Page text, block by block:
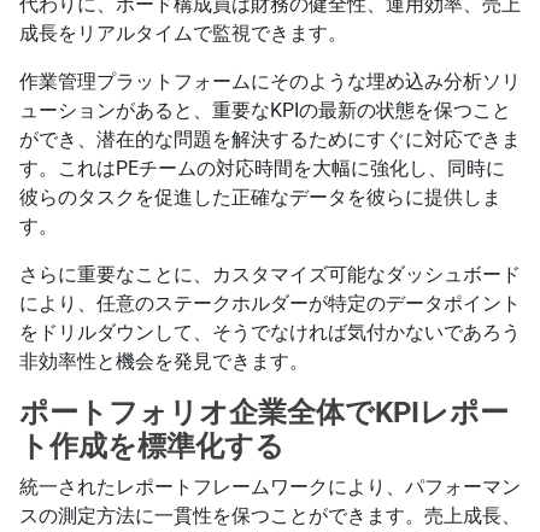
成長をリアルタイムで監視できます。
作業管理プラットフォームにそのような埋め込み分析ソリ
ューションがあると、重要なKPIの最新の状態を保つこと
ができ、潜在的な問題を解決するためにすぐに対応できま
す。これはPEチームの対応時間を大幅に強化し、同時に
彼らのタスクを促進した正確なデータを彼らに提供しま
す。
さらに重要なことに、カスタマイズ可能なダッシュボード
により、任意のステークホルダーが特定のデータポイント
をドリルダウンして、そうでなければ気付かないであろう
非効率性と機会を発見できます。
ポートフォリオ企業全体でKPIレポー
ト作成を標準化する
統一されたレポートフレームワークにより、パフォーマン
スの測定方法に一貫性を保つことができます。売上成長、